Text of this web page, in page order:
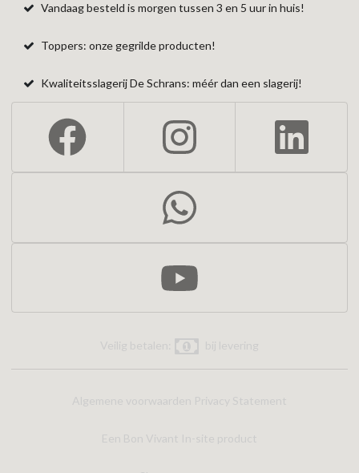
Vandaag besteld is morgen tussen 3 en 5 uur in huis!
Toppers: onze gegrilde producten!
Kwaliteitsslagerij De Schrans: méér dan een slagerij!